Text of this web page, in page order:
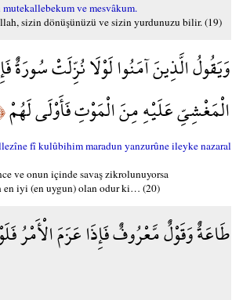
ve mesvâkum.
sizin dönüşünüzü ve sizin yurdunuzu bilir. (19)
وَيَقُولُ الَّذِينَ آمَنُوا لَوْلَا نُزِّلَتْ
الْمَغْشِيِّ عَلَيْهِ مِنَ الْمَوْتِ فَأَوْلَى لَهُمْ﴿٢٠﴾
fî kulûbihim maradun yanzurûne ileyke nazaral
ve onun içinde savaş zikrolunuyorsa
en iyi (en uygun) olan odur ki… (20)
طَاعَةٌ وَقَوْلٌ مَّعْرُوفٌ فَإِذَا عَزَمَ الْأَمْرُ